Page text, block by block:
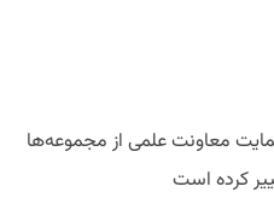
معاونت علمی از مجموعه‌ها
کرده است